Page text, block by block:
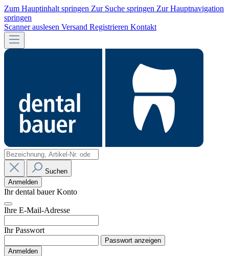
Zum Hauptinhalt springen Zur Suche springen Zur Hauptnavigation
springen
Scanner auslesen Versand Registrieren Kontakt
Suchen
Anmelden
Ihr dental bauer Konto
Ihre E-Mail-Adresse
Ihr Passwort
Passwort anzeigen
Anmelden